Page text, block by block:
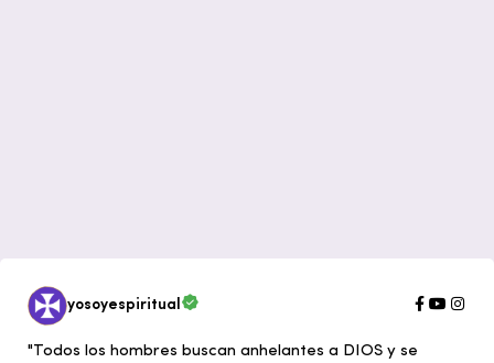
yosoyespiritual
"Todos los hombres buscan anhelantes a DIOS y se